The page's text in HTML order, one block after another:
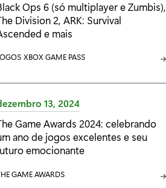
Ops 6 (só multiplayer e Zumbis),
Division 2, ARK: Survival
e mais
C
T
G
O
R
I
:
XBOX GAME PASS
13, 2024
Game Awards 2024: celebrando
ano de jogos excelentes e seu
emocionante
GAME AWARDS